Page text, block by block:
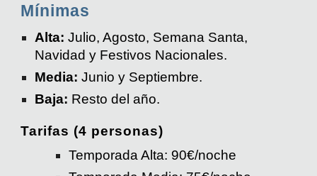
Mínimas
Alta: Julio, Agosto, Semana Santa,
Navidad y Festivos Nacionales.
Media: Junio y Septiembre.
Baja: Resto del año.
Tarifas (4 personas)
Temporada Alta: 90€/noche